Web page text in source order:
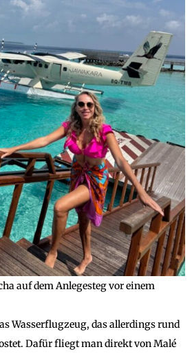
auf dem Anlegesteg vor einem
Wasserflugzeug, das allerdings rund
Dafür fliegt man direkt von Malé